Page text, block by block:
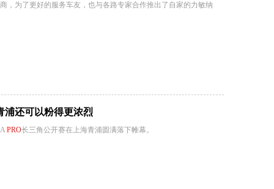
，为了更好的服务车友，也与各路专家合作推出了自家的力敏纳
浦还可以粉得更浓烈
PRO长三角公开赛在上海青浦圆满落下帷幕。